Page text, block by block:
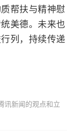
帮扶与精神慰
美德。未来也
列，持续传递
讯新闻的观点和立